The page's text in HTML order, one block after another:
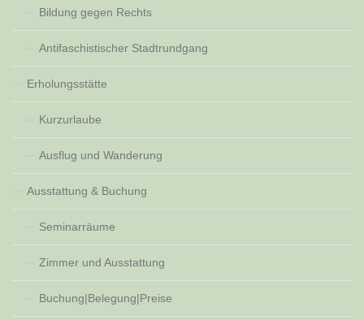
Bildung gegen Rechts
Antifaschistischer Stadtrundgang
Erholungsstätte
Kurzurlaube
Ausflug und Wanderung
Ausstattung & Buchung
Seminarräume
Zimmer und Ausstattung
Buchung|Belegung|Preise